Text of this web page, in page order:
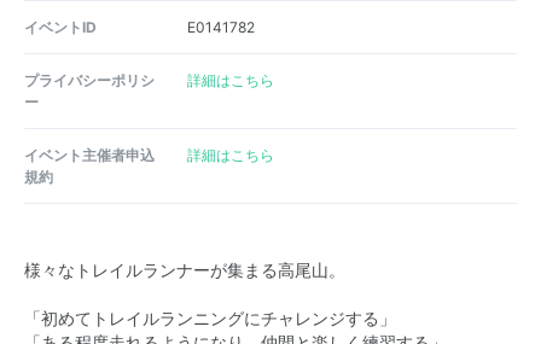
イベントID E0141782
プライバシーポリシ
ー
詳細はこちら
イベント主催者申込
規約
詳細はこちら
様々なトレイルランナーが集まる高尾山。
「初めてトレイルランニングにチャレンジする」